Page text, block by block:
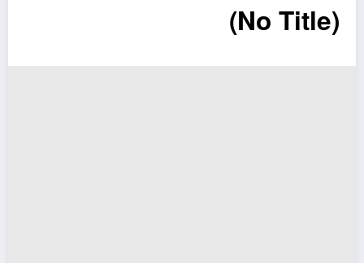
(No Title)